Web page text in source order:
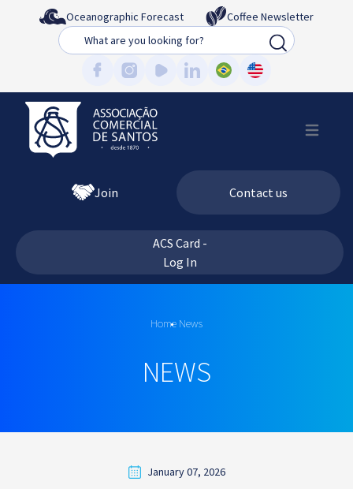
Oceanographic Forecast
Coffee Newsletter
Busca
Join Contact us
ACS Card -
Log In
Home News
NEWS
January 07, 2026